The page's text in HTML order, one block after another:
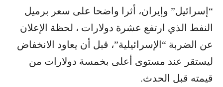
“إسرائيل” وإيران، أثرا واضحا على سعر برميل
النفط الذي ارتفع عشرة دولارات ، لحظة الإعلان
عن الضربة “الإسرائيلية”، قبل أن يعاود الانخفاض
ليستقر عند مستوى أعلى بخمسة دولارات من
قيمته قبل الحدث.